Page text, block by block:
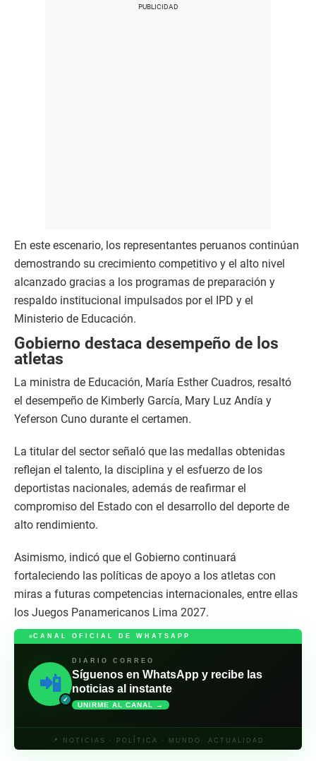
En este escenario, los representantes peruanos continúan
demostrando su crecimiento competitivo y el alto nivel
alcanzado gracias a los programas de preparación y
respaldo institucional impulsados por el IPD y el
Ministerio de Educación.
Gobierno destaca desempeño de los
atletas
La ministra de Educación, María Esther Cuadros, resaltó
el desempeño de Kimberly García, Mary Luz Andía y
Yeferson Cuno durante el certamen.
La titular del sector señaló que las medallas obtenidas
reflejan el talento, la disciplina y el esfuerzo de los
deportistas nacionales, además de reafirmar el
compromiso del Estado con el desarrollo del deporte de
alto rendimiento.
Asimismo, indicó que el Gobierno continuará
fortaleciendo las políticas de apoyo a los atletas con
miras a futuras competencias internacionales, entre ellas
los Juegos Panamericanos Lima 2027.
CANAL OFICIAL DE WHATSAPP
📲
✓
DIARIO CORREO
Síguenos en WhatsApp y recibe las
noticias al instante
UNIRME AL CANAL →
📍 NOTICIAS · POLÍTICA · MUNDO· ACTUALIDAD